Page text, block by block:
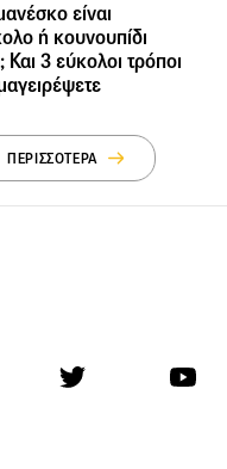
είναι
ή κουνουπίδι
Και 3 εύκολοι τρόποι
ΠΕΡΙΣΣΟΤΕΡΑ